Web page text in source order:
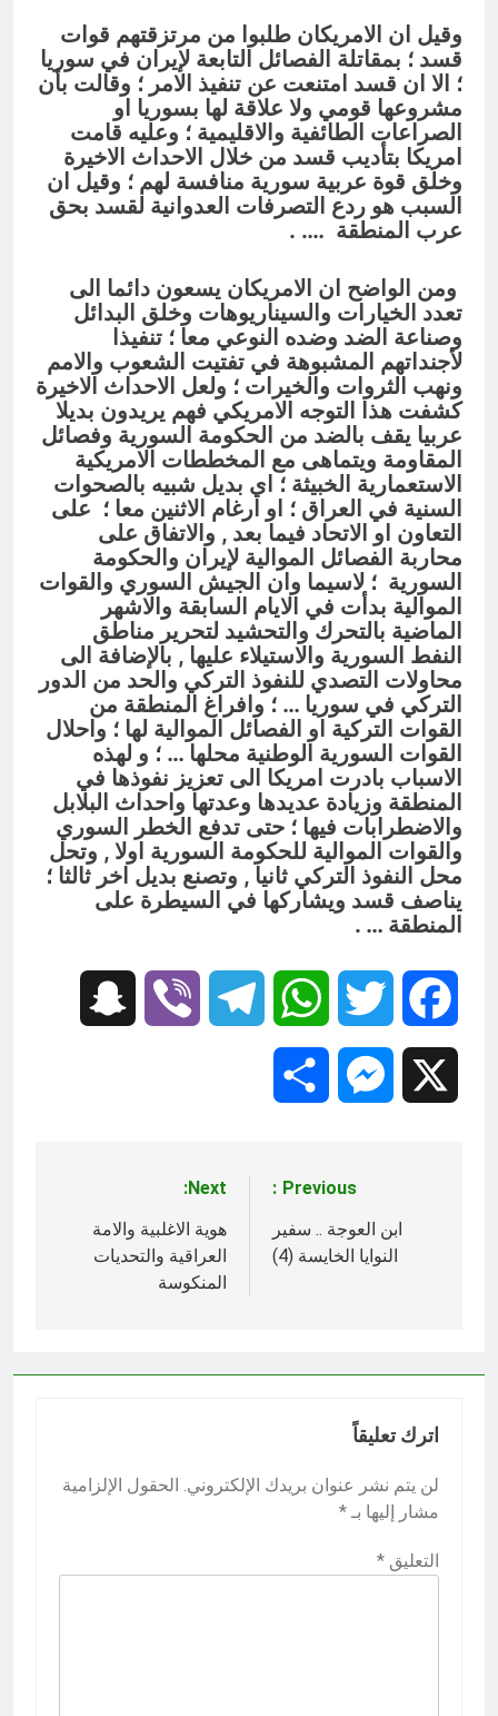
وقيل ان الامريكان طلبوا من مرتزقتهم قوات
قسد ؛ بمقاتلة الفصائل التابعة لإيران في سوريا
؛ الا ان قسد امتنعت عن تنفيذ الامر ؛ وقالت بأن
مشروعها قومي ولا علاقة لها بسوريا او
الصراعات الطائفية والاقليمية ؛ وعليه قامت
امريكا بتأديب قسد من خلال الاحداث الاخيرة
وخلق قوة عربية سورية منافسة لهم ؛ وقيل ان
السبب هو ردع التصرفات العدوانية لقسد بحق
عرب المنطقة …. .
ومن الواضح ان الامريكان يسعون دائما الى
تعدد الخيارات والسيناريوهات وخلق البدائل
وصناعة الضد وضده النوعي معا ؛ تنفيذا
لأجنداتهم المشبوهة في تفتيت الشعوب والامم
ونهب الثروات والخيرات ؛ ولعل الاحداث الاخيرة
كشفت هذا التوجه الامريكي فهم يريدون بديلا
عربيا يقف بالضد من الحكومة السورية وفصائل
المقاومة ويتماهى مع المخططات الامريكية
الاستعمارية الخبيثة ؛ اي بديل شبيه بالصحوات
السنية في العراق ؛ او ارغام الاثنين معا ؛ على
التعاون او الاتحاد فيما بعد , والاتفاق على
محاربة الفصائل الموالية لإيران والحكومة
السورية ؛ لاسيما وان الجيش السوري والقوات
الموالية بدأت في الايام السابقة والاشهر
الماضية بالتحرك والتحشيد لتحرير مناطق
النفط السورية والاستيلاء عليها , بالإضافة الى
محاولات التصدي للنفوذ التركي والحد من الدور
التركي في سوريا … ؛ وافراغ المنطقة من
القوات التركية او الفصائل الموالية لها ؛ واحلال
القوات السورية الوطنية محلها … ؛ و لهذه
الاسباب بادرت امريكا الى تعزيز نفوذها في
المنطقة وزيادة عديدها وعدتها واحداث البلابل
والاضطرابات فيها ؛ حتى تدفع الخطر السوري
والقوات الموالية للحكومة السورية اولا , وتحل
محل النفوذ التركي ثانيا , وتصنع بديل اخر ثالثا ؛
يناصف قسد ويشاركها في السيطرة على
المنطقة … .
Facebook
Twitter
WhatsApp
Telegram
Viber
Messenger
المقالات
Previous:
ابن العوجة .. سفير
النوايا الخايسة (4)
Next:
هوية الاغلبية والامة
العراقية والتحديات
المنكوسة
اترك تعليقاً
لن يتم نشر عنوان بريدك الإلكتروني. الحقول الإلزامية
مشار إليها بـ *
التعليق *